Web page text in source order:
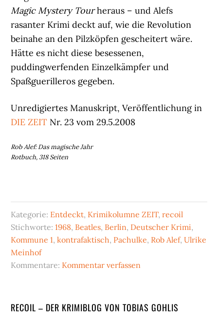
Magic Mystery Tourheraus – und Alefs
rasanter Krimi deckt auf, wie die Revolution
beinahe an den Pilzköpfen gescheitert wäre.
Hätte es nicht diese besessenen,
puddingwerfenden Einzelkämpfer und
Spaßguerilleros gegeben.
Unredigiertes Manuskript, Veröffentlichung in
DIE ZEIT Nr. 23 vom 29.5.2008
Rob Alef: Das magische Jahr
Rotbuch, 318 Seiten
Kategorie: Entdeckt, Krimikolumne ZEIT,recoil
Stichworte:1968, Beatles, Berlin, Deutscher Krimi,
Kommune 1,kontrafaktisch, Pachulke, Rob Alef,Ulrike
Meinhof
Kommentare: Kommentar verfassen
Seitenspalte
RECOIL – DER KRIMIBLOG VON TOBIAS GOHLIS